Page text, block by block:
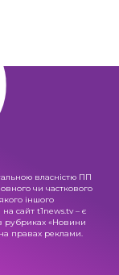
власністю ПП
чи часткового
іншого
сайт t1news.tv – є
рубриках «Новини
правах реклами.